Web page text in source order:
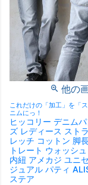
他の
これだけの「加工」を「
ニムにっ！
ヒッコリー デニム
ズ レディース スト
レッチ コットン 脚
トレート ウォッシ
内紐 アメカジ ユニ
ジュアル パティ
ステア